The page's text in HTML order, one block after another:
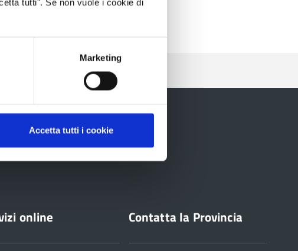
tutti". Se non vuole i cookie di
Marketing
Accetta tutti i cookie
online Contatta la Provincia